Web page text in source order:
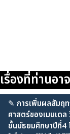
เรื่องที่ท่านอา
✎ การเพิ่มผลสัมฤ
ศาสตร์ของเมนเด
ชั้นมัธยมศึกษาปีที่4